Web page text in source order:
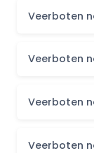
Veerboten
Veerboten
Veerboten
Veerboten